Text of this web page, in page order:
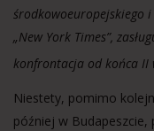
środkowoeuropejskiego
„New York Times”,
konfrontacja od końca II
Niestety, pomimo
później w